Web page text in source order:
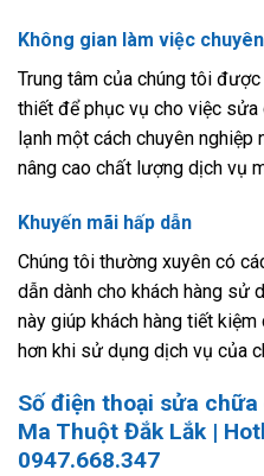
Không gian làm việc
Trung tâm của chúng tôi
thiết để phục vụ cho việc
lạnh một cách chuyên nghiệp
nâng cao chất lượng dịch vụ
Khuyến mãi hấp dẫn
Chúng tôi thường xuyên có
dẫn dành cho khách hàng sử
này giúp khách hàng tiết
hơn khi sử dụng dịch vụ của
Số điện thoại sửa
Ma Thuột Đắk Lắk |
0947.668.347